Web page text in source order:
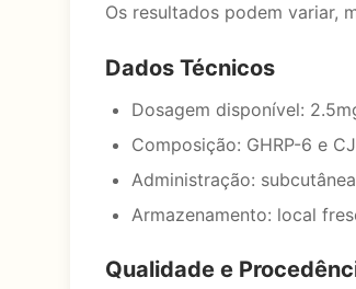
Os resultados podem variar,
Dados Técnicos
Dosagem disponível:
Composição: GHRP-6 e
Administração:
Armazenamento: local
Qualidade e